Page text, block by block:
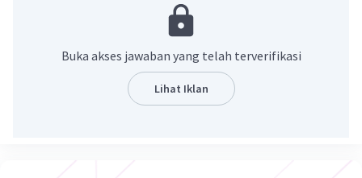
atau cara pemecahan masalah dengan
langkah-langkah yang telah tersusun secara
sistematis .
Beri Rating· 0 ) Balas
Buka akses jawaban yang telah terverifikasi
Lihat Iklan